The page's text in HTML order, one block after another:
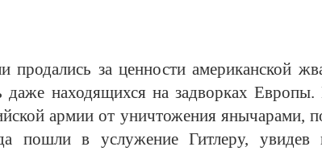
продались за ценности американской
даже находящихся на задворках
армии от уничтожения янычарами,
пошли в услужение Гитлеру, увидев